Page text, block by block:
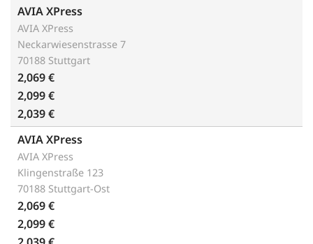
AVIA XPress
AVIA XPress
Neckarwiesenstrasse 7
70188 Stuttgart
2,069 €
2,099 €
2,039 €
AVIA XPress
AVIA XPress
Klingenstraße 123
70188 Stuttgart-Ost
2,069 €
2,099 €